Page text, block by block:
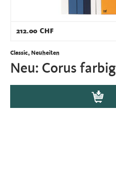
212.00 CHF
Classic, Neuheiten
Neu: Corus farbig